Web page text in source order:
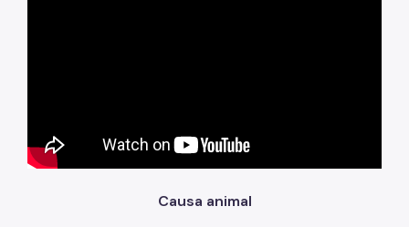
Causa animal